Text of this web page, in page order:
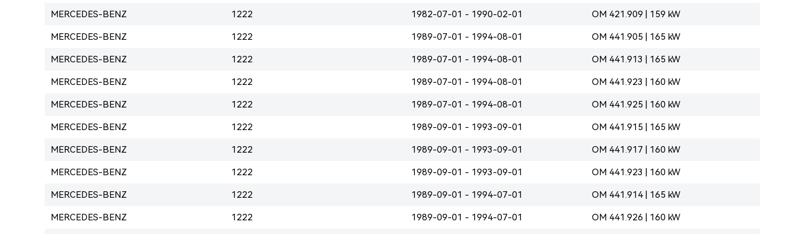
MERCEDES-BENZ 1222 1982-07-01 - 1990-02-01 OM 421.909 | 159 kW
MERCEDES-BENZ 1222 1989-07-01 - 1994-08-01 OM 441.905 | 165 kW
MERCEDES-BENZ 1222 1989-07-01 - 1994-08-01 OM 441.913 | 165 kW
MERCEDES-BENZ 1222 1989-07-01 - 1994-08-01 OM 441.923 | 160 kW
MERCEDES-BENZ 1222 1989-07-01 - 1994-08-01 OM 441.925 | 160 kW
MERCEDES-BENZ 1222 1989-09-01 - 1993-09-01 OM 441.915 | 165 kW
MERCEDES-BENZ 1222 1989-09-01 - 1993-09-01 OM 441.917 | 160 kW
MERCEDES-BENZ 1222 1989-09-01 - 1993-09-01 OM 441.923 | 160 kW
MERCEDES-BENZ 1222 1989-09-01 - 1994-07-01 OM 441.914 | 165 kW
MERCEDES-BENZ 1222 1989-09-01 - 1994-07-01 OM 441.926 | 160 kW